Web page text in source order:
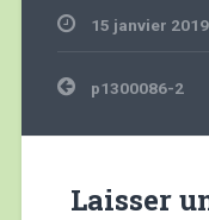
15 janvier 2019
Navigation
de
p1300086-2
Laisser